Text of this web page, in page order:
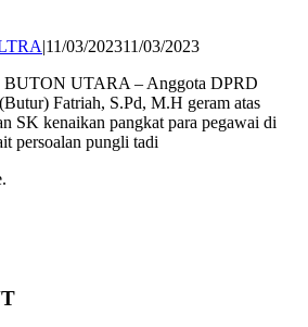
11/03/202311/03/2023by
UTARA – Anggota DPRD
Fatriah, S.Pd, M.H geram atas
SK kenaikan pangkat para pegawai di
persoalan pungli tadi